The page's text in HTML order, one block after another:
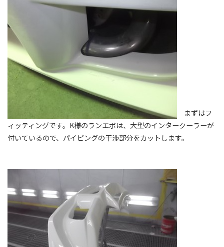
まずはフ
ィッティングです。K様のランエボは、大型のインタークーラーが
付いているので、パイピングの干渉部分をカットします。